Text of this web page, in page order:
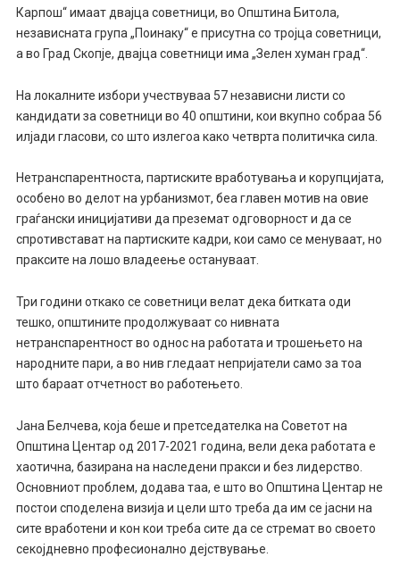
Карпош“ имаат двајца советници, во Општина Битола,
независната група „Поинаку“ е присутна со тројца советници,
а во Град Скопје, двајца советници има „Зелен хуман град“.
На локалните избори учествуваа 57 независни листи со
кандидати за советници во 40 општини, кои вкупно собраа 56
илјади гласови, со што излегоа како четврта политичка сила.
Нетранспарентноста, партиските вработувања и корупцијата,
особено во делот на урбанизмот, беа главен мотив на овие
граѓански иницијативи да преземат одговорност и да се
спротивстават на партиските кадри, кои само се менуваат, но
праксите на лошо владеење остануваат.
Три години откако се советници велат дека битката оди
тешко, општините продолжуваат со нивната
нетранспарентност во однос на работата и трошењето на
народните пари, а во нив гледаат непријатели само за тоа
што бараат отчетност во работењето.
Јана Белчева, која беше и претседателка на Советот на
Општина Центар од 2017-2021 година, вели дека работата е
хаотична, базирана на наследени пракси и без лидерство.
Основниот проблем, додава таа, е што во Oпштина Центар не
постои споделена визија и цели што треба да им се јасни на
сите вработени и кон кои треба сите да се стремат во своето
секојдневно професионално дејствување.